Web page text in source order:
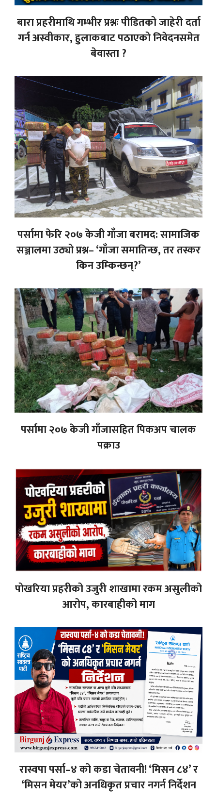
बारा प्रहरीमाथि गम्भीर प्रश्नः पीडितको जाहेरी दर्ता
गर्न अस्वीकार, हुलाकबाट पठाएको निवेदनसमेत
बेवास्ता ?
पर्सामा फेरि २०७ केजी गाँजा बरामद: सामाजिक
सञ्जालमा उठ्यो प्रश्न– ‘गाँजा समातिन्छ, तर तस्कर
किन उम्किन्छन्?’
पर्सामा २०७ केजी गाँजासहित पिकअप चालक
पक्राउ
पोखरिया प्रहरीको उजुरी शाखामा रकम असुलीको
आरोप, कारबाहीको माग
रास्वपा पर्सा–४ को कडा चेतावनी! ‘मिसन ८४’ र
‘मिसन मेयर’को अनधिकृत प्रचार नगर्न निर्देशन